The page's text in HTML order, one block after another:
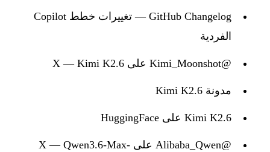
GitHub Changelog — تغييرات خطط Copilot
الفردية
@Kimi_Moonshot على X — Kimi K2.6
مدونة Kimi K2.6
Kimi K2.6 على HuggingFace
@Alibaba_Qwen على X — Qwen3.6-Max-